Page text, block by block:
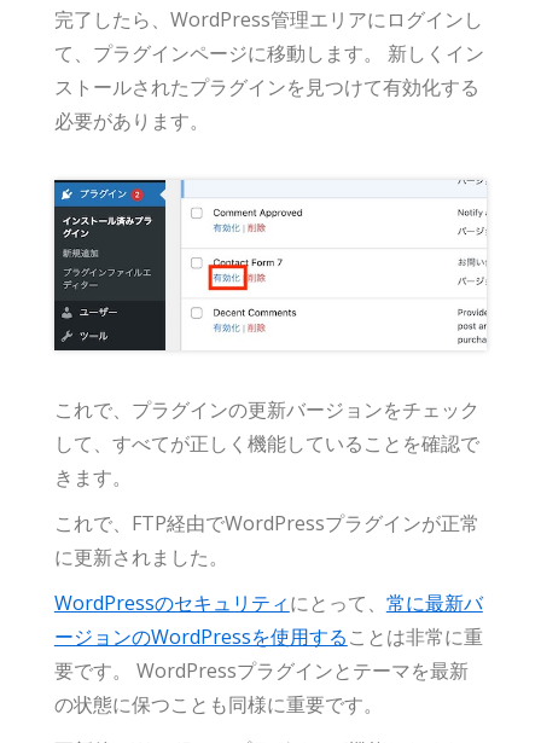
完了したら、WordPress管理エリアにログインし
て、プラグインページに移動します。 新しくイン
ストールされたプラグインを見つけて有効化する
必要があります。
これで、プラグインの更新バージョンをチェック
して、すべてが正しく機能していることを確認で
きます。
これで、FTP経由でWordPressプラグインが正常
に更新されました。
WordPressのセキュリティにとって、 常に最新バ
ージョンのWordPressを使用することは非常に重
要です。 WordPressプラグインとテーマを最新
の状態に保つことも同様に重要です。